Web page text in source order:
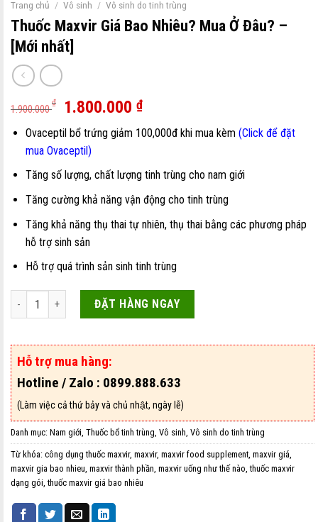
Trang chủ / Vô sinh / Vô sinh do tinh trùng
Thuốc Maxvir Giá Bao Nhiêu? Mua Ở Đâu? –
[Mới nhất]
1.900.000
₫ 1.800.000 ₫
Ovaceptil bổ trứng giảm 100,000đ khi mua kèm (Click để đặt
mua Ovaceptil)
Tăng số lượng, chất lượng tinh trùng cho nam giới
Tăng cường khả năng vận động cho tinh trùng
Tăng khả năng thụ thai tự nhiên, thụ thai bằng các phương pháp
hỗ trợ sinh sản
Hỗ trợ quá trình sản sinh tinh trùng
Thuốc Maxvir Giá Bao Nhiêu? Mua Ở Đâu? - [Mới nhất] số lượng
ĐẶT HÀNG NGAY
Hỗ trợ mua hàng:
Hotline / Zalo : 0899.888.633
(Làm việc cả thứ bảy và chủ nhật, ngày lễ)
Danh mục: Nam giới Thuốc bổ tinh trùng Vô sinh Vô sinh do tinh trùng
Từ khóa: công dụng thuốc maxvir, maxvir, maxvir food supplement maxvir giá
maxvir gia bao nhieu maxvir thành phần maxvir uống như thế nào ,thuốc maxvir
dạng gói ,thuốc maxvir giá bao nhiêu